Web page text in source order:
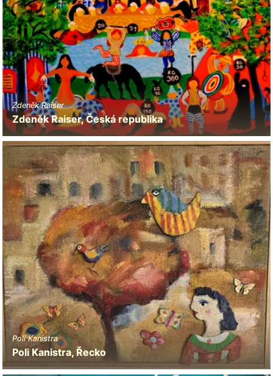
Zdeněk Raiser
Zdeněk Raiser, Česká republika
Poli Kanistra
Poli Kanistra, Řecko